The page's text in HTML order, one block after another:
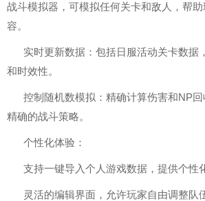
战斗模拟器，可模拟任何关卡和敌人，帮
容。
实时更新数据：包括日服活动关卡数据
和时效性。
控制随机数模拟：精确计算伤害和NP
精确的战斗策略。
个性化体验：
支持一键导入个人游戏数据，提供个性
灵活的编辑界面，允许玩家自由调整队